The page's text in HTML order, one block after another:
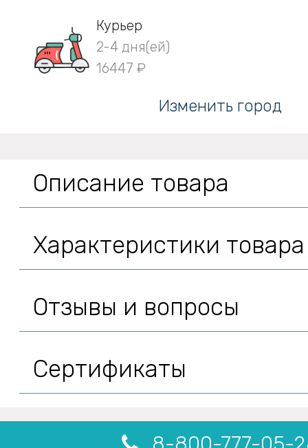
Курьер
2-4 дня(ей)
16447 ₽
Изменить город
Описание товара
Характеристики товара
Отзывы и вопросы
Сертификаты